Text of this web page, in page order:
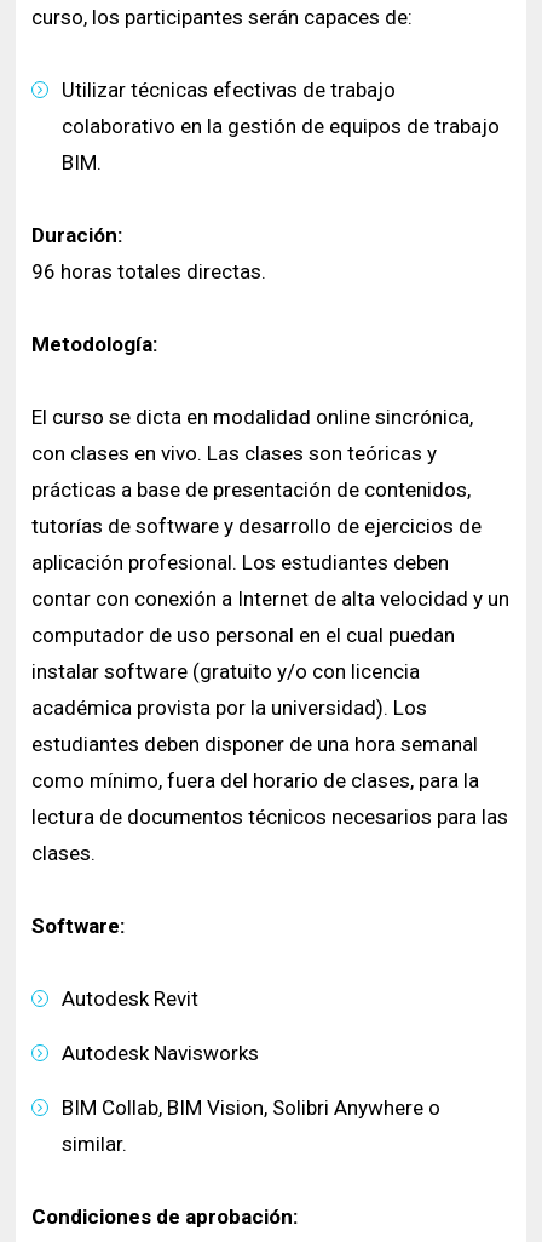
curso, los participantes serán capaces de:
Utilizar técnicas efectivas de trabajo
colaborativo en la gestión de equipos de trabajo
BIM.
Duración:
96 horas totales directas.
Metodología:
El curso se dicta en modalidad online sincrónica,
con clases en vivo. Las clases son teóricas y
prácticas a base de presentación de contenidos,
tutorías de software y desarrollo de ejercicios de
aplicación profesional. Los estudiantes deben
contar con conexión a Internet de alta velocidad y un
computador de uso personal en el cual puedan
instalar software (gratuito y/o con licencia
académica provista por la universidad). Los
estudiantes deben disponer de una hora semanal
como mínimo, fuera del horario de clases, para la
lectura de documentos técnicos necesarios para las
clases.
Software:
Autodesk Revit
Autodesk Navisworks
BIM Collab, BIM Vision, Solibri Anywhere o
similar.
Condiciones de aprobación: